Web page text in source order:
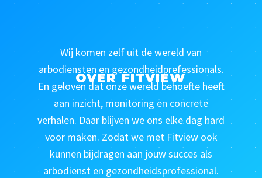
OVER FITVIEW
Wij komen zelf uit de wereld van
arbodiensten en gezondheidprefessionals.
En geloven dat onze wereld behoefte heeft
aan inzicht, monitoring en concrete
verhalen. Daar blijven we ons elke dag hard
voor maken. Zodat we met Fitview ook
kunnen bijdragen aan jouw succes als
arbodienst en gezondheidsprofessional.